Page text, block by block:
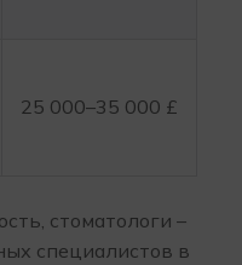
25 000–35 000 £
стоматологи –
специалистов в